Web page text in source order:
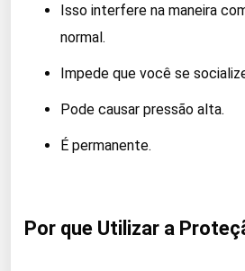
Isso interfere na maneira
normal.
Impede que você se
Pode causar pressão alta.
É permanente.
Por que Utilizar a